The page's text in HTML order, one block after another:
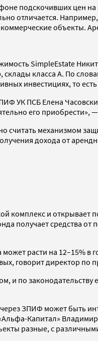
подскочивших цен
отличается. Например,
объекты.
SimpleEstate
класса А. По
инвестициях, то
УК ПСБ Елена
его приобрести»,
механизмом
дохода от
и открывает
получает средства
расти на 12–15%
говорит директор
и по
ЗПИФ может быть
Капитал»
разные, с